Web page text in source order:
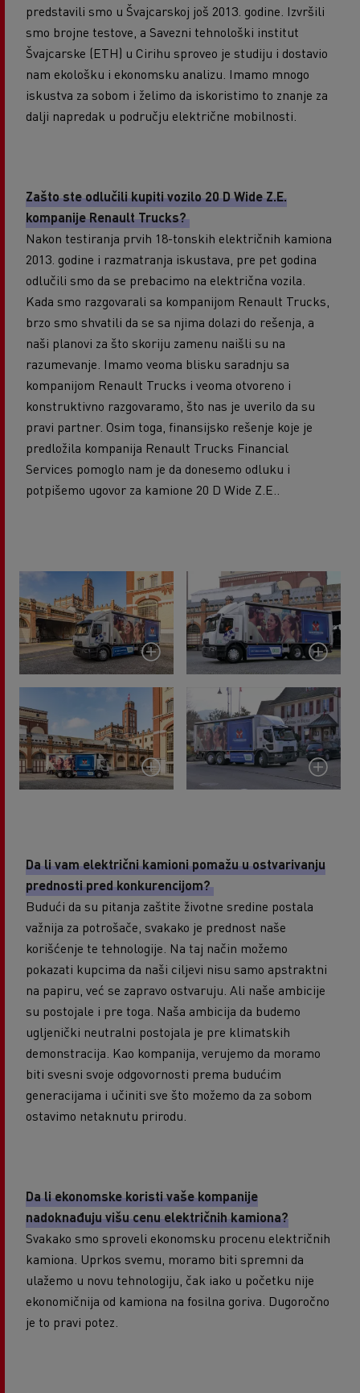
predstavili smo u Švajcarskoj još 2013. godine. Izvršili
smo brojne testove, a Savezni tehnološki institut
Švajcarske (ETH) u Cirihu sproveo je studiju i dostavio
nam ekološku i ekonomsku analizu. Imamo mnogo
iskustva za sobom i želimo da iskoristimo to znanje za
dalji napredak u području električne mobilnosti.
Zašto ste odlučili kupiti vozilo 20 D Wide Z.E.
kompanije Renault Trucks?
Nakon testiranja prvih 18-tonskih električnih kamiona
2013. godine i razmatranja iskustava, pre pet godina
odlučili smo da se prebacimo na električna vozila.
Kada smo razgovarali sa kompanijom Renault Trucks,
brzo smo shvatili da se sa njima dolazi do rešenja, a
naši planovi za što skoriju zamenu naišli su na
razumevanje. Imamo veoma blisku saradnju sa
kompanijom Renault Trucks i veoma otvoreno i
konstruktivno razgovaramo, što nas je uverilo da su
pravi partner. Osim toga, finansijsko rešenje koje je
predložila kompanija Renault Trucks Financial
Services pomoglo nam je da donesemo odluku i
potpišemo ugovor za kamione 20 D Wide Z.E..
Da li vam električni kamioni pomažu u ostvarivanju
prednosti pred konkurencijom?
Budući da su pitanja zaštite životne sredine postala
važnija za potrošače, svakako je prednost naše
korišćenje te tehnologije. Na taj način možemo
pokazati kupcima da naši ciljevi nisu samo apstraktni
na papiru, već se zapravo ostvaruju. Ali naše ambicije
su postojale i pre toga. Naša ambicija da budemo
ugljenički neutralni postojala je pre klimatskih
demonstracija. Kao kompanija, verujemo da moramo
biti svesni svoje odgovornosti prema budućim
generacijama i učiniti sve što možemo da za sobom
ostavimo netaknutu prirodu.
Da li ekonomske koristi vaše kompanije
nadoknađuju višu cenu električnih kamiona?
Svakako smo sproveli ekonomsku procenu električnih
kamiona. Uprkos svemu, moramo biti spremni da
ulažemo u novu tehnologiju, čak iako u početku nije
ekonomičnija od kamiona na fosilna goriva. Dugoročno
je to pravi potez.